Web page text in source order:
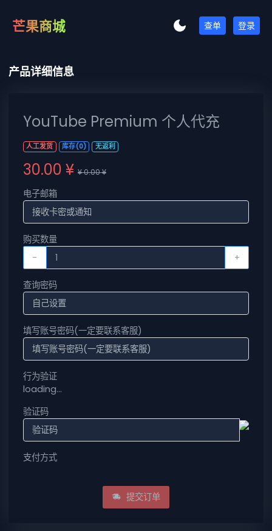
芒果商城 查单 登录
产品详细信息
YouTube Premium 个人代充
人工发货 库存(0) 无返利
30.00 ¥ ¥ 0.00 ¥
电子邮箱
购买数量
-
+
查询密码
填写账号密码(一定要联系客服)
行为验证
loading...
验证码
支付方式
提交订单